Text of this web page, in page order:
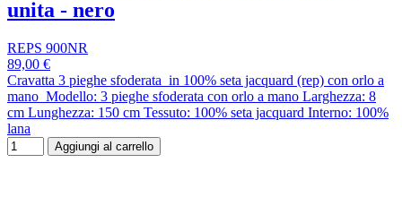
unita - nero
REPS 900NR
89,00 €
Cravatta 3 pieghe sfoderata in 100% seta jacquard (rep) con orlo a
mano Modello: 3 pieghe sfoderata con orlo a mano Larghezza: 8
cm Lunghezza: 150 cm Tessuto: 100% seta jacquard Interno: 100%
lana
Aggiungi al carrello